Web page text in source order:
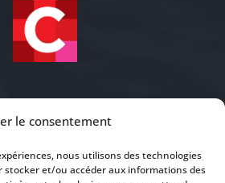
le consentement
nous utilisons des technologies
stocker et/ou accéder aux informations des
22 700 78 10